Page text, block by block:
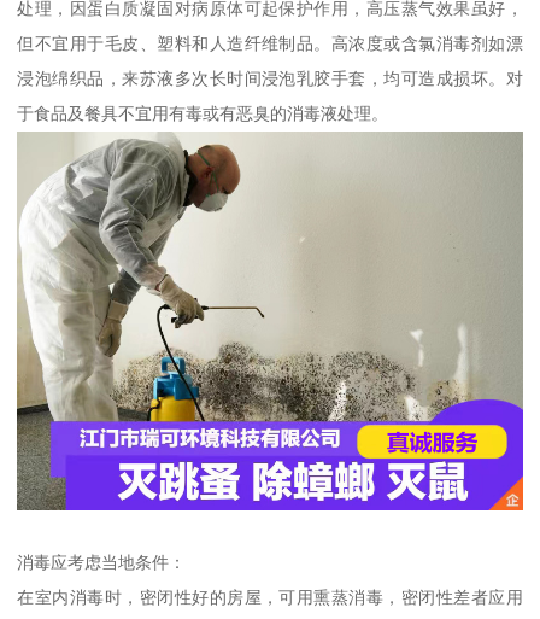
处理，因蛋白质凝固对病原体可起保护作用，高压蒸气效果虽好，
但不宜用于毛皮、塑料和人造纤维制品。高浓度或含氯消毒剂如漂
浸泡绵织品，来苏液多次长时间浸泡乳胶手套，均可造成损坏。对
于食品及餐具不宜用有毒或有恶臭的消毒液处理。
消毒应考虑当地条件：
在室内消毒时，密闭性好的房屋，可用熏蒸消毒，密闭性差者应用